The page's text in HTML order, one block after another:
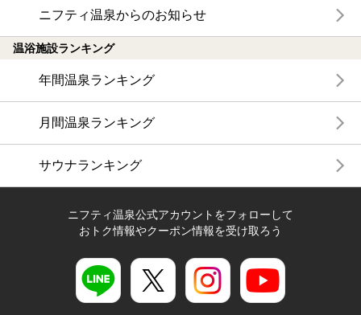
ニフティ温泉からのお知らせ
温浴施設ランキング
年間温泉ランキング
月間温泉ランキング
サウナランキング
ニフティ温泉公式アカウントをフォローして
おトク情報やクーポン情報を受け取ろう